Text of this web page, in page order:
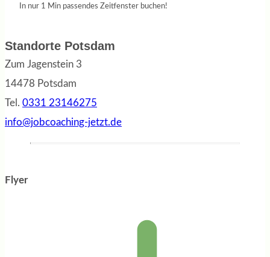
In nur 1 Min passendes Zeitfenster buchen!
Standorte Potsdam
Zum Jagenstein 3
14478 Potsdam
Tel. 0331 23146275
info@jobcoaching-jetzt.de
Flyer